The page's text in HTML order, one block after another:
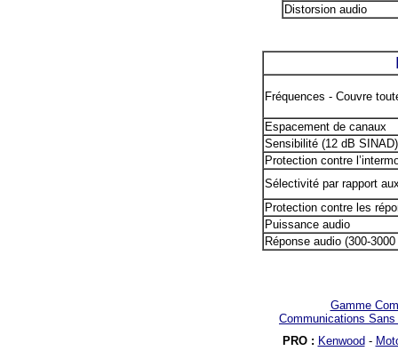
Distorsion audio
Fréquences - Couvre
Espacement de canaux
Sensibilité (12 dB
Protection contre
Sélectivité par rapport
Protection contre les
Puissance audio
Réponse audio (300-
Gamme
Communications
PRO : Kenwood-